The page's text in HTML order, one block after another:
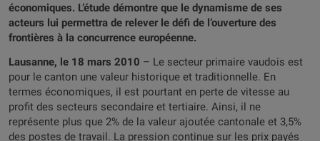
économiques. L’étude démontre que le dynamisme de ses
acteurs lui permettra de relever le défi de l’ouverture des
frontières à la concurrence européenne.
Lausanne, le 18 mars 2010 – Le secteur primaire vaudois est
pour le canton une valeur historique et traditionnelle. En
termes économiques, il est pourtant en perte de vitesse au
profit des secteurs secondaire et tertiaire. Ainsi, il ne
représente plus que 2% de la valeur ajoutée cantonale et 3,5%
des postes de travail. La pression continue sur les prix payés